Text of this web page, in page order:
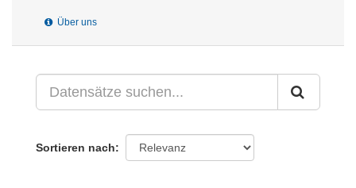
Über uns
Sortieren nach